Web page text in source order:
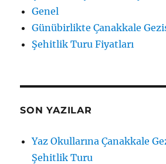
Genel
Günübirlikte Çanakkale
Şehitlik Turu Fiyatları
SON YAZILAR
Yaz Okullarına Çanakkale
Şehitlik Turu